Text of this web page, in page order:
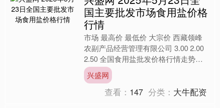
国主要批发市场食用盐价格
行情
市场 最高价 最低价 大宗价 西藏领峰
农副产品经营管理有限公司 3.00 2.00
2.50 全国食用盐批发价格行情走势分
析兴盛网 从今日全国食用盐批发市场
价格....
兴盛网
查看： 147 分类： 大牛配资